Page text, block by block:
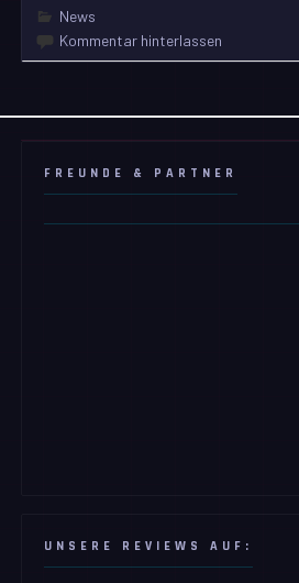
News
Kommentar hinterlassen
FREUNDE & PARTNER
UNSERE REVIEWS AUF: